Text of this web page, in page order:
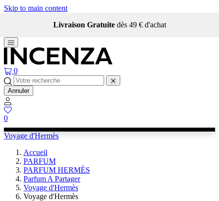
Skip to main content
Livraison Gratuite dès 49 € d'achat
0
Annuler
0
Voyage d'Hermès
Accueil
PARFUM
PARFUM HERMÈS
Parfum A Partager
Voyage d'Hermès
Voyage d'Hermès